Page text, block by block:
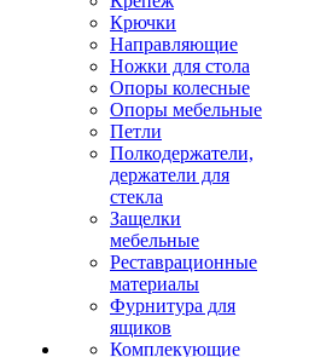
Крючки
Направляющие
Ножки для стола
Опоры колесные
Опоры мебельные
Петли
Полкодержатели,
держатели для
стекла
Защелки
мебельные
Реставрационные
материалы
Фурнитура для
ящиков
Комплекующие